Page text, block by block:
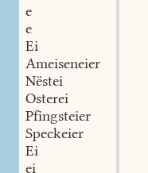
e
e
Ei
Ameiseneier
Nëstei
Osterei
Pfingsteier
Speckeier
Ei
ei